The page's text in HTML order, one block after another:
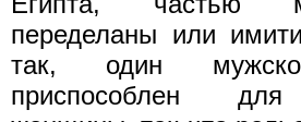
переделаны или
так, один
приспособлен для